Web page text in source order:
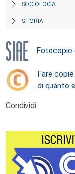
SOCIOLOGIA
STORIA
Fotocopie
Fare
di quanto
Condividi :